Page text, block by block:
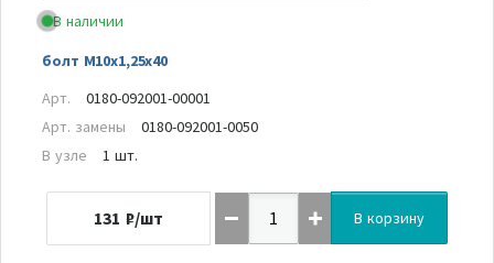
В наличии
болт М10х1,25х40
Арт.
0180-092001-00001
Арт. замены
0180-092001-0050
В узле
1 шт.
131 ₽/шт В корзину